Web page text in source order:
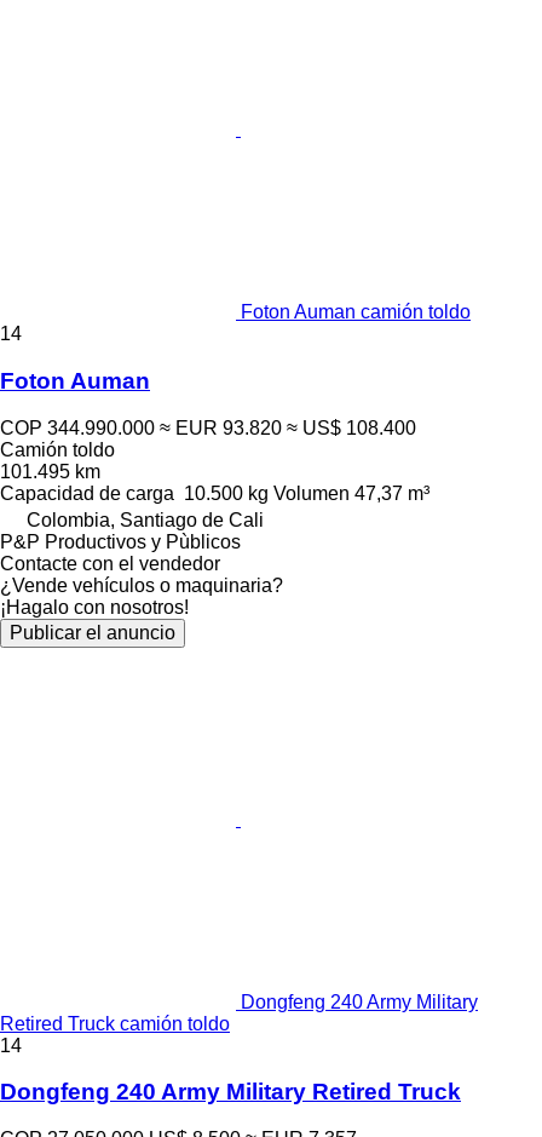
Foton Auman camión toldo
14
Foton Auman
COP 344.990.000 ≈ EUR 93.820 ≈ US$ 108.400
Camión toldo
101.495 km
Capacidad de carga 10.500 kg Volumen 47,37 m³
Colombia, Santiago de Cali
P&P Productivos y Pùblicos
Contacte con el vendedor
¿Vende vehículos o maquinaria?
¡Hagalo con nosotros!
Publicar el anuncio
Dongfeng 240 Army Military
Retired Truck camión toldo
14
Dongfeng 240 Army Military Retired Truck